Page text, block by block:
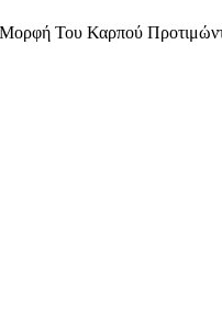
Του Καρπού